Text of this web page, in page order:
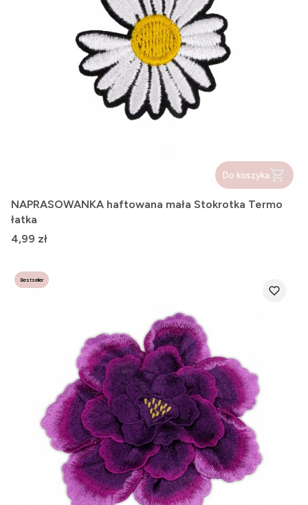
Do koszyka
NAPRASOWANKA haftowana mała Stokrotka Termo
łatka
Cena
4,99 zł
Bestseller